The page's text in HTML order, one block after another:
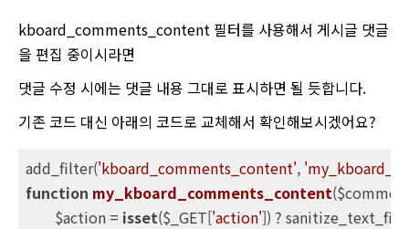
kboard_comments_content 필터를 사용해서 게시글 댓글
을 편집 중이시라면
댓글 수정 시에는 댓글 내용 그대로 표시하면 될 듯합니다.
기존 코드 대신 아래의 코드로 교체해서 확인해보시겠어요?
add_filter('kboard_comments_content',
function my_kboard_comments_content
	$action =
isset($_GET['action']) ?